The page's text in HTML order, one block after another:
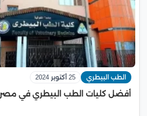
الطب البيطري 25 أكتوبر 2024
أفضل كليات الطب البيطري في مصر